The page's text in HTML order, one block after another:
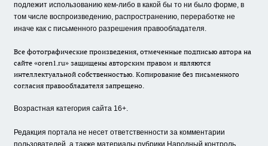
подлежит использованию кем-либо в какой бы то ни было форме, в
том числе воспроизведению, распространению, переработке не
иначе как с письменного разрешения правообладателя.
Все фотографические произведения, отмеченные подписью автора на
сайте «oren1.ru» защищены авторским правом и являются
интеллектуальной собственностью. Копирование без письменного
согласия правообладателя запрещено.
Возрастная категория сайта 16+.
Редакция портала не несет ответственности за комментарии